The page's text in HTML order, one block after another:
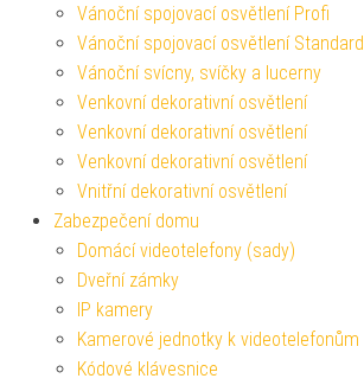
Vánoční spojovací osvětlení Profi
Vánoční spojovací osvětlení Standard
Vánoční svícny, svíčky a lucerny
Venkovní dekorativní osvětlení
Venkovní dekorativní osvětlení
Venkovní dekorativní osvětlení
Vnitřní dekorativní osvětlení
Zabezpečení domu
Domácí videotelefony (sady)
Dveřní zámky
IP kamery
Kamerové jednotky k videotelefonům
Kódové klávesnice